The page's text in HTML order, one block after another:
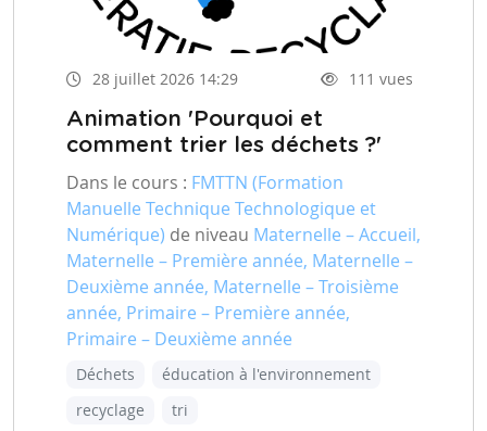
28 juillet 2026 14:29 111 vues
Animation 'Pourquoi et
comment trier les déchets ?'
Dans le cours : FMTTN (Formation
Manuelle Technique Technologique et
Numérique) de niveau Maternelle – Accueil,
Maternelle – Première année, Maternelle –
Deuxième année, Maternelle – Troisième
année, Primaire – Première année,
Primaire – Deuxième année
Déchets
éducation à l'environnement
recyclage
tri